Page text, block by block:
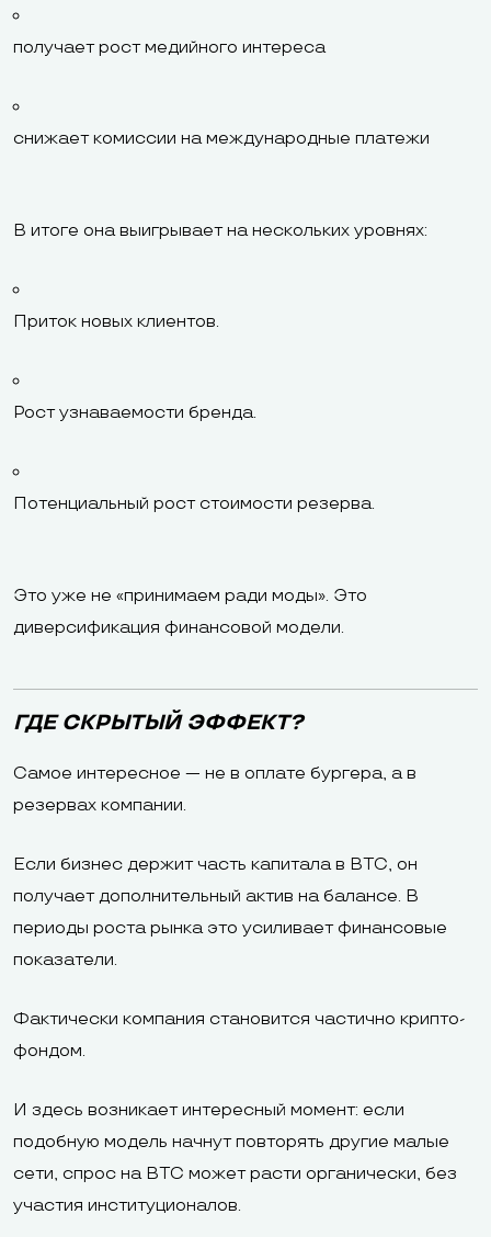
получает рост медийного интереса
снижает комиссии на международные платежи
В итоге она выигрывает на нескольких уровнях:
Приток новых клиентов.
Рост узнаваемости бренда.
Потенциальный рост стоимости резерва.
Это уже не «принимаем ради моды». Это
диверсификация финансовой модели.
ГДЕ СКРЫТЫЙ ЭФФЕКТ?
Самое интересное — не в оплате бургера, а в
резервах компании.
Если бизнес держит часть капитала в BTC, он
получает дополнительный актив на балансе. В
периоды роста рынка это усиливает финансовые
показатели.
Фактически компания становится частично крипто-
фондом.
И здесь возникает интересный момент: если
подобную модель начнут повторять другие малые
сети, спрос на BTC может расти органически, без
участия институционалов.